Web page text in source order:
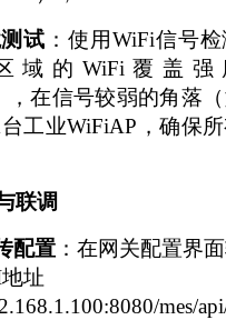
试 ：使用WiFi信号
域的WiFi覆盖强
，在信号较弱的角落
工业WiFiAP，确保
联调
配置 ：在网关配置界
址
mes/